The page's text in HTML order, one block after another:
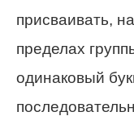
присваивать,
пределах
одинаковый